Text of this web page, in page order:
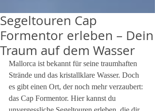
Segeltouren Cap
Formentor erleben – Dein
Traum auf dem Wasser
Mallorca ist bekannt für seine traumhaften
Strände und das kristallklare Wasser. Doch
es gibt einen Ort, der noch mehr verzaubert:
das Cap Formentor. Hier kannst du